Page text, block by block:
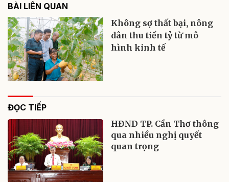
BÀI LIÊN QUAN
Không sợ thất bại, nông
dân thu tiền tỷ từ mô
hình kinh tế
ĐỌC TIẾP
HĐND TP. Cần Thơ thông
qua nhiều nghị quyết
quan trọng